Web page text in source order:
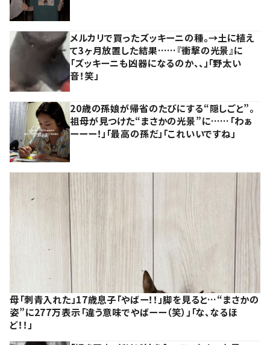
メルカリで買ったズッキーニの種。→土に植え
て3ヶ月放置した結果……『衝撃の光景』に
「ズッキーニも凶器になるのか、、」「野太い
音！笑」
20歳の孫娘が帰省のたびにする“隠しごと”。
祖母が見つけた“まさかの光景”に……「わぁ
ーーー！」「最高の孫だ」「これいいですね」
母「刺青入れた」17歳息子「やばー！！」脚を見ると…“まさかの
姿”に277万表示「違う意味でやばーー（笑）」「な、なるほ
ど！！」